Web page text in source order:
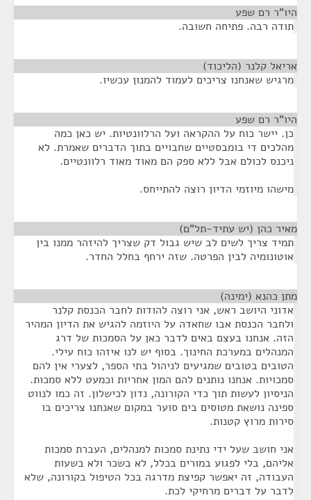
היו"ר רם שפע
תודה רבה. פתיחה חשובה.
אריאל קלנר (הליכוד)
מרגיש שאנחנו צריכים לעמוד להמנון עכשיו.
היו"ר רם שפע
כן. יישר כוח על ההקראה ועל הרלוונטיות. יש כאן כמה
מהלכים די בומבסטיים שחבויים בתוך הדברים שאמרת. לא
ניכנס לכולם אבל ללא ספק הם מאוד מאוד רלוונטיים.
מישהו מיוזמי הדיון רוצה להתייחס.
מאיר כהן (יש עתיד-תל"ם)
תמיד צריך לשים לב שיש גבול דק שצריך להיזהר ממנו בין
אוטונומיה לבין הפרטה. שזה ירחף בחלל החדר.
מתן כהנא (ימינה)
אדוני היושב ראש, אני רוצה להודות לחבר הכנסת קלנר
ולחבר הכנסת אבו שחאדה על היוזמה להגיש את הדיון המהיר
הזה. אנחנו בעצם באים לדבר כאן על הסמכות של דרג
המנהלים במערכת החינוך. בסוף יש לנו איזהו כוח עילי.
הטובים בטובים שמגיעים לניהול בתי הספר, לצערי אין להם
סמכויות. אנחנו נותנים להם המון אחריות וכמעט ללא סמכות.
הניסיון לעשות תוך כדי הקורונה, נדון לכישלון. זה כמו לנווט
ספינה נושאת מטוסים בים סוער במקום שאנחנו צריכים בו
סירות מרוץ קטנות.
אני חושב שעל ידי נתינת סמכות למנהלים, העברת סמכות
אליהם, בלי לפגוע במורים בכלל, לא בשכר ולא בשעות
העבודה, זה יאפשר קפיצת מדרגה בכל הטיפול בקורונה, שלא
לדבר על דברים מרחיקי לכת.